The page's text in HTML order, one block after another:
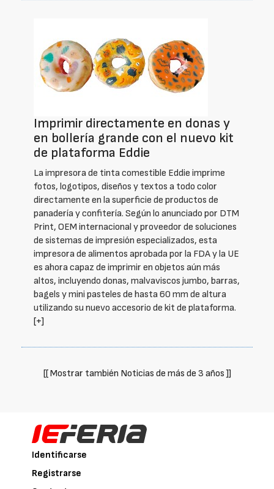
Imprimir directamente en donas y
en bollería grande con el nuevo kit
de plataforma Eddie
La impresora de tinta comestible Eddie imprime
fotos, logotipos, diseños y textos a todo color
directamente en la superficie de productos de
panadería y confitería. Según lo anunciado por DTM
Print, OEM internacional y proveedor de soluciones
de sistemas de impresión especializados, esta
impresora de alimentos aprobada por la FDA y la UE
es ahora capaz de imprimir en objetos aún más
altos, incluyendo donas, malvaviscos jumbo, barras,
bagels y mini pasteles de hasta 60 mm de altura
utilizando su nuevo accesorio de kit de plataforma.
[+]
[[ Mostrar también Noticias de más de 3 años ]]
Identificarse
Registrarse